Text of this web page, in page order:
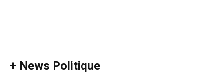
+ News Politique